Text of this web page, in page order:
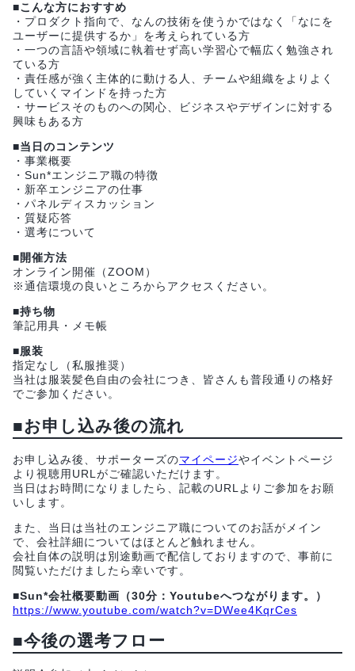
■こんな方におすすめ
・プロダクト指向で、なんの技術を使うかではなく「なにを
ユーザーに提供するか」を考えられている方
・一つの言語や領域に執着せず高い学習心で幅広く勉強され
ている方
・責任感が強く主体的に動ける人、チームや組織をよりよく
していくマインドを持った方
・サービスそのものへの関心、ビジネスやデザインに対する
興味もある方
■当日のコンテンツ
・事業概要
・Sun*エンジニア職の特徴
・新卒エンジニアの仕事
・パネルディスカッション
・質疑応答
・選考について
■開催方法
オンライン開催（ZOOM）
※通信環境の良いところからアクセスください。
■持ち物
筆記用具・メモ帳
■服装
指定なし（私服推奨）
当社は服装髪色自由の会社につき、皆さんも普段通りの格好
でご参加ください。
■お申し込み後の流れ
お申し込み後、サポーターズのマイページやイベントページ
より視聴用URLがご確認いただけます。
当日はお時間になりましたら、記載のURLよりご参加をお願
いします。
また、当日は当社のエンジニア職についてのお話がメイン
で、会社詳細についてはほとんど触れません。
会社自体の説明は別途動画で配信しておりますので、事前に
閲覧いただけましたら幸いです。
■Sun*会社概要動画（30分：Youtubeへつながります。）
https://www.youtube.com/watch?v=DWee4KqrCes
■今後の選考フロー